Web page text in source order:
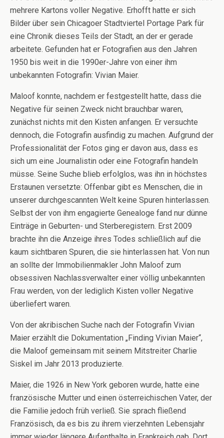
mehrere Kartons voller Negative. Erhofft hatte er sich
Bilder über sein Chicagoer Stadtviertel Portage Park für
eine Chronik dieses Teils der Stadt, an der er gerade
arbeitete. Gefunden hat er Fotografien aus den Jahren
1950 bis weit in die 1990er-Jahre von einer ihm
unbekannten Fotografin: Vivian Maier.
Maloof konnte, nachdem er festgestellt hatte, dass die
Negative für seinen Zweck nicht brauchbar waren,
zunächst nichts mit den Kisten anfangen. Er versuchte
dennoch, die Fotografin ausfindig zu machen. Aufgrund der
Professionalität der Fotos ging er davon aus, dass es
sich um eine Journalistin oder eine Fotografin handeln
müsse. Seine Suche blieb erfolglos, was ihn in höchstes
Erstaunen versetzte: Offenbar gibt es Menschen, die in
unserer durchgescannten Welt keine Spuren hinterlassen.
Selbst der von ihm engagierte Genealoge fand nur dünne
Einträge in Geburten- und Sterberegistern. Erst 2009
brachte ihn die Anzeige ihres Todes schließlich auf die
kaum sichtbaren Spuren, die sie hinterlassen hat. Von nun
an sollte der Immobilienmakler John Maloof zum
obsessiven Nachlassverwalter einer völlig unbekannten
Frau werden, von der lediglich Kisten voller Negative
überliefert waren.
Von der akribischen Suche nach der Fotografin Vivian
Maier erzählt die Dokumentation „Finding Vivian Maier“,
die Maloof gemeinsam mit seinem Mitstreiter Charlie
Siskel im Jahr 2013 produzierte.
Maier, die 1926 in New York geboren wurde, hatte eine
französische Mutter und einen österreichischen Vater, der
die Familie jedoch früh verließ. Sie sprach fließend
Französisch, da es bis zu ihrem vierzehnten Lebensjahr